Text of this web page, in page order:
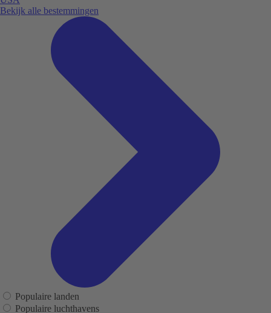
Bekijk alle bestemmingen
Populaire landen
Populaire luchthavens